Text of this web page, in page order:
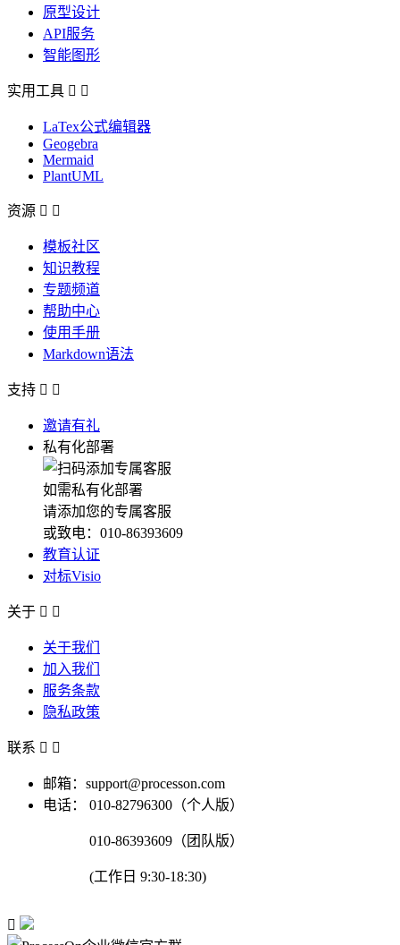
原型设计
API服务
智能图形
实用工具  
LaTex公式编辑器
Geogebra
Mermaid
PlantUML
资源  
模板社区
知识教程
专题频道
帮助中心
使用手册
Markdown语法
支持  
邀请有礼
私有化部署
如需私有化部署
请添加您的专属客服
或致电：010-86393609
教育认证
对标Visio
关于  
关于我们
加入我们
服务条款
隐私政策
联系  
邮箱：support@processon.com
电话：
010-82796300（个人版）
010-86393609（团队版）
(工作日 9:30-18:30)
